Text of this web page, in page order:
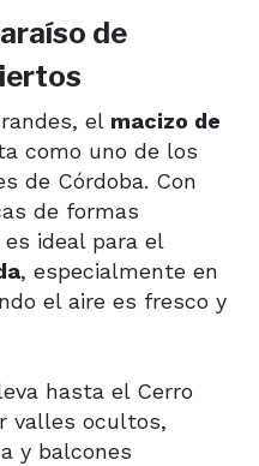
de
el macizo de
como uno de los
de Córdoba. Con
de formas
ideal para el
, especialmente en
el aire es fresco y
hasta el Cerro
valles ocultos,
y balcones